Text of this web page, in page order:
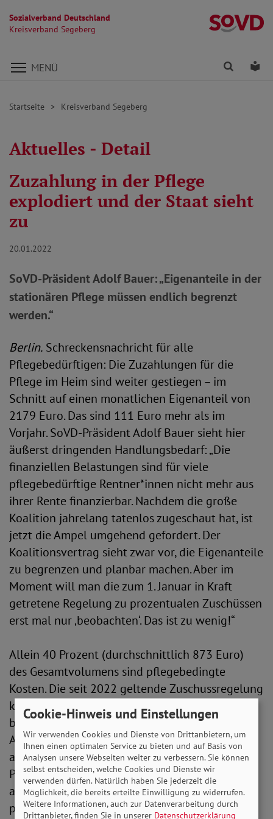
Sozialverband Deutschland
Kreisverband Segeberg
Direkt zu den Inhalten springen
MENÜ Finden
Startseite Kreisverband Segeberg
Aktuelles - Detail
Zuzahlung in der Pflege
explodiert und der Staat sieht
zu
20.01.2022
SoVD-Präsident Adolf Bauer: „Eigenanteile in der
stationären Pflege müssen endlich begrenzt
werden.“
Berlin. Schreckensnachricht für alle
Pflegebedürftigen: Die Zuzahlungen für die
Pflege im Heim sind weiter gestiegen – im
Schnitt auf einen monatlichen Eigenanteil von
2179 Euro. Das sind 111 Euro mehr als im
Vorjahr. SoVD-Präsident Adolf Bauer sieht hier
äußerst dringenden Handlungsbedarf: „Die
finanziellen Belastungen sind für viele
pflegebedürftige Rentner*innen nicht mehr aus
ihrer Rente finanzierbar. Nachdem die große
Koalition jahrelang tatenlos zugeschaut hat, ist
jetzt die Ampel umgehend gefordert. Der
Koalitionsvertrag sieht zwar vor, die Eigenanteile
zu begrenzen und planbar machen. Aber im
Moment will man die zum 1. Januar in Kraft
getretene Regelung zu prozentualen Zuschüssen
erst mal nur ‚beobachten‘. Das ist zu wenig!“
Allein 40 Prozent (durchschnittlich 873 Euro)
des Gesamtvolumens sind pflegebedingte
Kosten. Die seit 2022 geltende Zuschussregelung
kommt vor allem den finanziell besonders
belasteten Langzeitpflegebedürftigen zugute.
Aber Adolf Bauer klärt auf: „Sie schützt
allerdings nicht vor weiter steigenden
Pflegekosten. Eine Begrenzung der Eigenanteile
als wichtiger Zwischenschritt entlastet viele
pflegebedürftige Menschen finanziell und kann
Cookie-Hinweis und Einstellungen
Wir verwenden Cookies und Dienste von Drittanbietern, um
Ihnen einen optimalen Service zu bieten und auf Basis von
Analysen unsere Webseiten weiter zu verbessern. Sie können
selbst entscheiden, welche Cookies und Dienste wir
verwenden dürfen. Natürlich haben Sie jederzeit die
Möglichkeit, die bereits erteilte Einwilligung zu widerrufen.
Weitere Informationen, auch zur Datenverarbeitung durch
Drittanbieter, finden Sie in unserer Datenschutzerklärung